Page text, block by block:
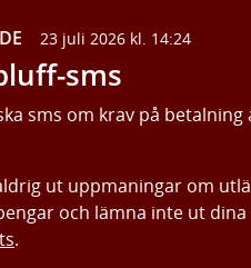
23 juli 2026 kl. 14:24
sms
sms om krav på
ut uppmaningar om
och lämna inte ut
.